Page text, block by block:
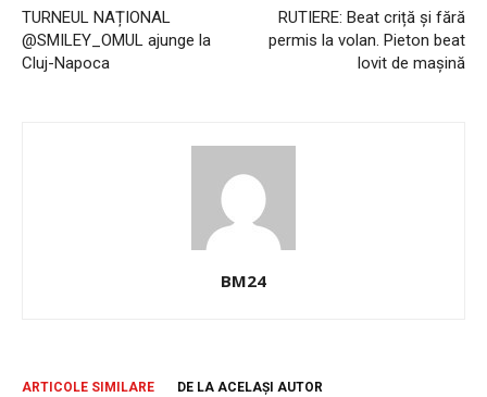
TURNEUL NAȚIONAL
@SMILEY_OMUL ajunge la
Cluj-Napoca
RUTIERE: Beat criță și fără
permis la volan. Pieton beat
lovit de mașină
BM24
ARTICOLE SIMILARE DE LA ACELAȘI AUTOR